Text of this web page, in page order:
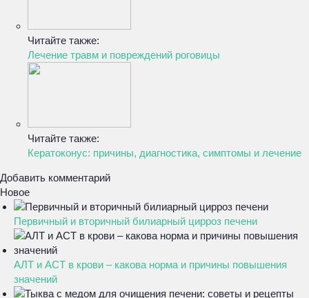
Читайте также:
Лечение травм и повреждений роговицы
Читайте также:
Кератоконус: причины, диагностика, симптомы и лечение
Добавить комментарий
Новое
Первичный и вторичный билиарный цирроз печени
АЛТ и АСТ в крови – какова норма и причины повышения
значений